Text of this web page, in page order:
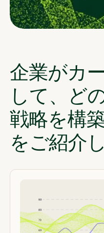
企業がカ
して、ど
戦略を構
をご紹介